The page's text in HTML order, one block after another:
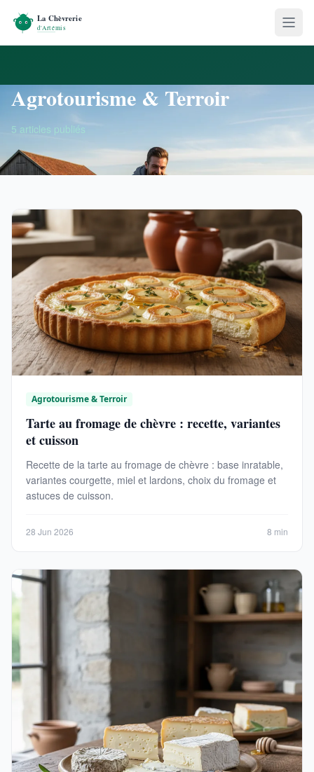
Agrotourisme & Terroir
5 articles publiés
Agrotourisme & Terroir
Tarte au fromage de chèvre : recette, variantes
et cuisson
Recette de la tarte au fromage de chèvre : base inratable,
variantes courgette, miel et lardons, choix du fromage et
astuces de cuisson.
28 Jun 2026 8 min